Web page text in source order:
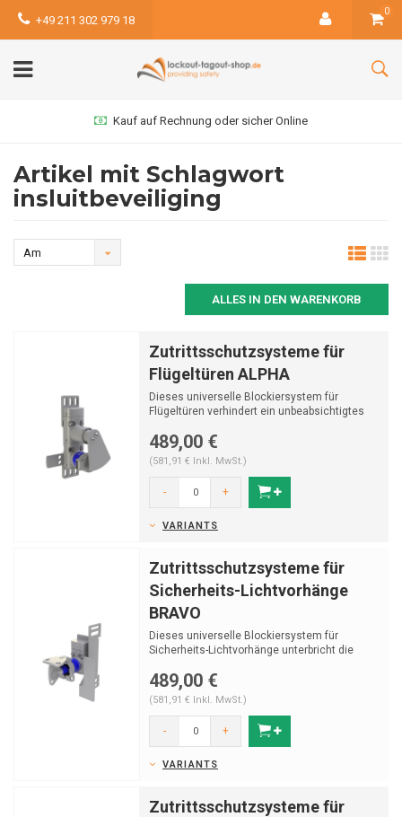
+49 211 302 979 18
0
Kauf auf Rechnung oder sicher Online
Artikel mit Schlagwort
insluitbeveiliging
Am
ALLES IN DEN WARENKORB
Zutrittsschutzsysteme für
Flügeltüren ALPHA
Dieses universelle Blockiersystem für
Flügeltüren verhindert ein unbeabsichtigtes
489,00 €
(581,91 € Inkl. MwSt.)
- +
VARIANTS
Zutrittsschutzsysteme für
Sicherheits-Lichtvorhänge
BRAVO
Dieses universelle Blockiersystem für
Sicherheits-Lichtvorhänge unterbricht die
489,00 €
(581,91 € Inkl. MwSt.)
- +
VARIANTS
Zutrittsschutzsysteme für